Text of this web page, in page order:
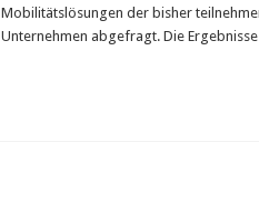
Mobilitätslösungen der bisher
Unternehmen abgefragt. Die